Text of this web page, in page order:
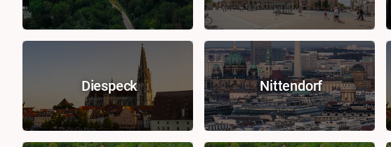
Diespeck Nittendorf